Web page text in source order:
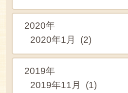
2020年
2020年1月 (2)
2019年
2019年11月 (1)